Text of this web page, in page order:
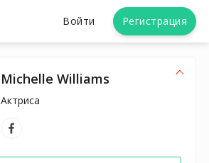
Войти Регистрация
Michelle Williams
Актриса